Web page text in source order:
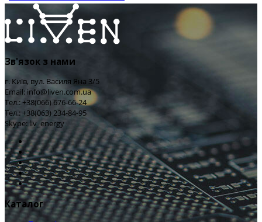
Зв'язок з нами
г. Київ, вул. Василя Яна 3/5
Email: info@liven.com.ua
Тел.: +38(066) 676-66-24
Тел.: +38(063) 234-84-95
Skype: liv_energy
Каталог